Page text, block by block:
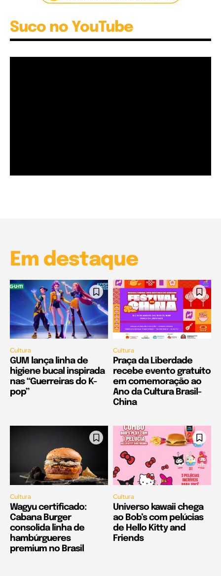
Suco no YouTube
Em destaque
Cultura
GUM lança linha de
higiene bucal inspirada
nas “Guerreiras do K-
pop”
Cultura
Praça da Liberdade
recebe evento gratuito
em comemoração ao
Ano da Cultura Brasil-
China
Cultura
Wagyu certificado:
Cabana Burger
consolida linha de
hambúrgueres
premium no Brasil
Cultura
Universo kawaii chega
ao Bob’s com pelúcias
de Hello Kitty and
Friends